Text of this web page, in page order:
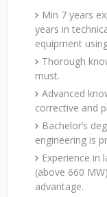
Min 7 years
years in
equipment
Thorough
must.
Advanced
corrective and
Bachelor’s
engineering is
Experience in
(above 660
advantage.